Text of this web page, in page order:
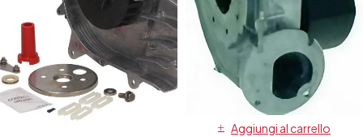
Aggiungi al carrello